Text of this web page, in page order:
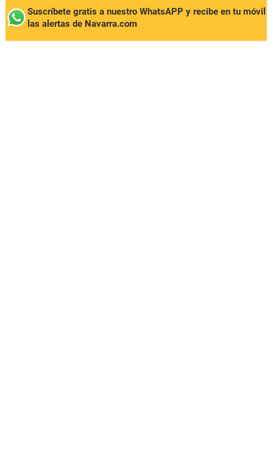
Suscríbete gratis a nuestro WhatsAPP y recibe en tu móvil
las alertas de Navarra.com